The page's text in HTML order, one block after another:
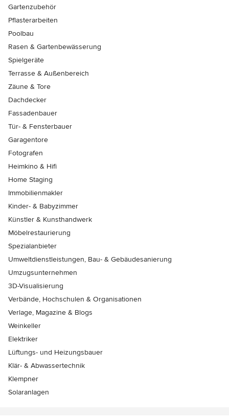
Gartenzubehör
Pflasterarbeiten
Poolbau
Rasen & Gartenbewässerung
Spielgeräte
Terrasse & Außenbereich
Zäune & Tore
Dachdecker
Fassadenbauer
Tür- & Fensterbauer
Garagentore
Fotografen
Heimkino & Hifi
Home Staging
Immobilienmakler
Kinder- & Babyzimmer
Künstler & Kunsthandwerk
Möbelrestaurierung
Spezialanbieter
Umweltdienstleistungen, Bau- & Gebäudesanierung
Umzugsunternehmen
3D-Visualisierung
Verbände, Hochschulen & Organisationen
Verlage, Magazine & Blogs
Weinkeller
Elektriker
Lüftungs- und Heizungsbauer
Klär- & Abwassertechnik
Klempner
Solaranlagen